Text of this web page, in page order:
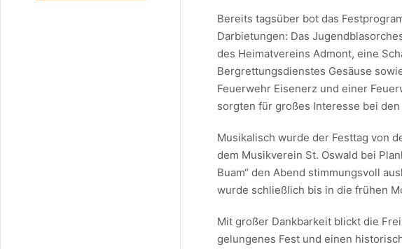
Bereits tagsüber bot das
Darbietungen: Das
des Heimatvereins Admont, eine
Bergrettungsdienstes Gesäuse
Feuerwehr Eisenerz und einer
sorgten für großes Interesse bei
Musikalisch wurde der Festtag von
dem Musikverein St. Oswald bei
Buam“ den Abend stimmungsvoll
wurde schließlich bis in die frühen
Mit großer Dankbarkeit blickt die
gelungenes Fest und einen